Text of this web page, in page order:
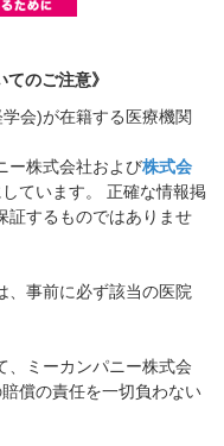
てのご注意》
会)が在籍する医療機関
ー株式会社および株式会
ています。 正確な情報掲
証するものではありませ
、事前に必ず該当の医院
、ミーカンパニー株式会
償の責任を一切負わない